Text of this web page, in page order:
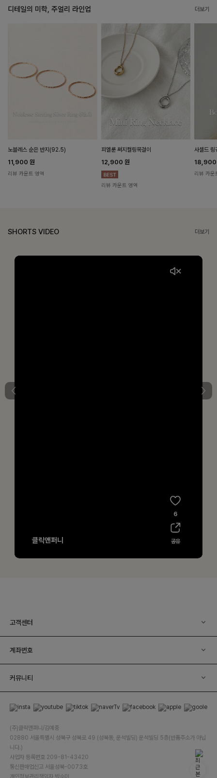
디테일의 미학, 주얼리 라인업 더보기
노블레스 순은 반지(92.5)
11,900 원
리뷰 카운트 영역
피엘룬 써지컬링목걸이
12,900 원
리뷰 카운트 영역
사셀드 링
리뷰 카운
SHORTS VIDEO 더보기
고객센터
계좌번호
커뮤니티
(주)클릭앤퍼니/김예중
02880 서울특별시 성북구 성북로 49 (성북동, 운석빌딩) 운석빌딩 5층(반품주소가 아닙
니다.)
사업자 등록번호 209-81-43420
통신판매업신고 서울성북-0073호
개인정보관리책임자 박수미